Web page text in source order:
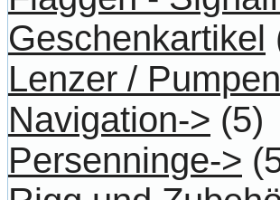
Geschenkartikel
Lenzer /
Navigation-> (5)
Persenninge->